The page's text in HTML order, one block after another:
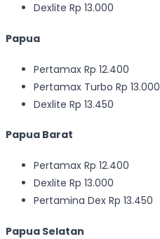
Dexlite Rp 13.000
Papua
Pertamax Rp 12.400
Pertamax Turbo Rp 13.000
Dexlite Rp 13.450
Papua Barat
Pertamax Rp 12.400
Dexlite Rp 13.000
Pertamina Dex Rp 13.450
Papua Selatan